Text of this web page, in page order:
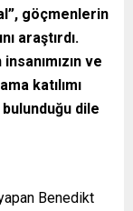
göçmenlerin
araştırdı.
ve
katılımı
dile
Benedikt